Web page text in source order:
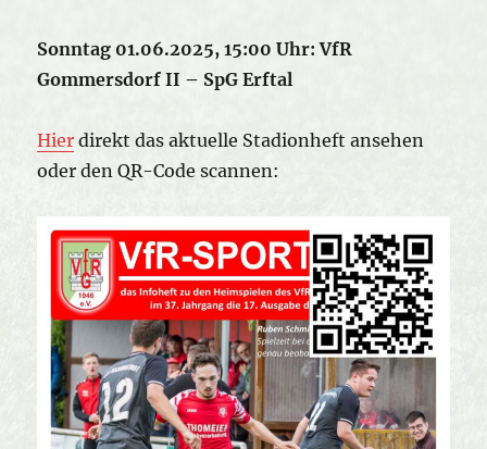
Sonntag 01.06.2025, 15:00 Uhr: VfR
Gommersdorf II – SpG Erftal
Hier direkt das aktuelle Stadionheft ansehen
oder den QR-Code scannen: